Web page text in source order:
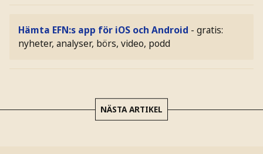
Hämta EFN:s app för iOS och Android - gratis:
nyheter, analyser, börs, video, podd
NÄSTA ARTIKEL